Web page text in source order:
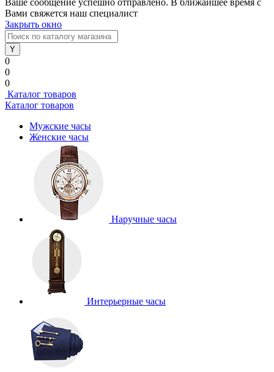
Ваше сообщение успешно отправлено. В ближайшее время с
Вами свяжется наш специалист
Закрыть окно
0
0
0
Каталог товаров
Каталог товаров
Мужские часы
Женские часы
Наручные часы
Интерьерные часы